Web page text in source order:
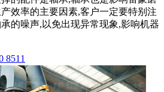
效率的主要因素,客户一定要特别注
的噪声,以免出现异常现象,影响机器
8511